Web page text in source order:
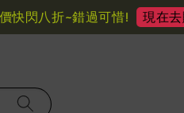
八折~錯過可惜! 現在去購